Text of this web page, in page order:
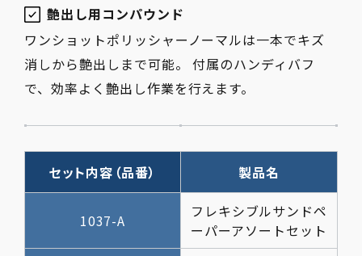
艶出し用コンパウンド
ワンショットポリッシャーノーマルは一本でキズ
消しから艶出しまで可能。 付属のハンディバフ
で、効率よく艶出し作業を行えます。
セット内容（品番） 製品名
1037-A
フレキシブルサンドペ
ーパーアソートセット